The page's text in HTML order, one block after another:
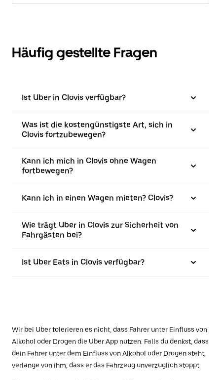
Häufig gestellte Fragen
Ist Uber in Clovis verfügbar?
Was ist die kostengünstigste Art, sich in
Clovis fortzubewegen?
Kann ich mich in Clovis ohne Wagen
fortbewegen?
Kann ich in einen Wagen mieten? Clovis?
Wie trägt Uber in Clovis zur Sicherheit von
Fahrgästen bei?
Ist Uber Eats in Clovis verfügbar?
Wir bei Uber tolerieren es nicht, dass Fahrer unter Einfluss von
Alkohol oder Drogen die Uber App nutzen. Falls du denkst, dass
dein Fahrer unter dem Einfluss von Alkohol oder Drogen steht,
verlange von ihm, dass er das Fahrzeug unverzüglich stoppt.